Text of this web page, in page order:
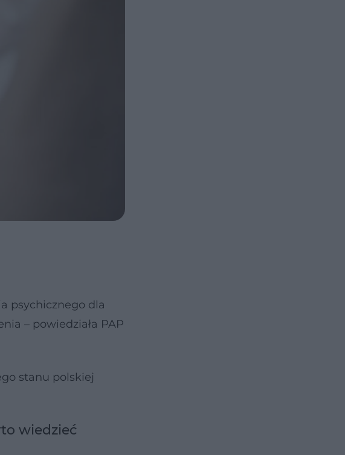
psychicznego dla
– powiedziała PAP
stanu polskiej
wiedzieć